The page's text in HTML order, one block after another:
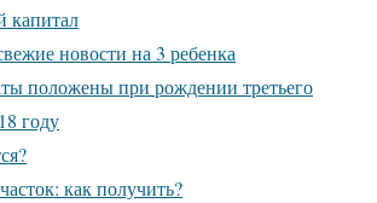
капитал
новости на 3 ребенка
положены при рождении третьего
году
как получить?